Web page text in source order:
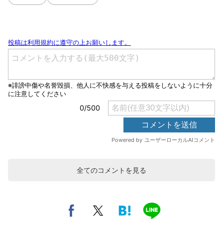
全てのコメントを見る